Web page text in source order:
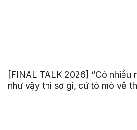
[FINAL TALK 2026] “Có nhiều
như vậy thì sợ gì, cứ tò mò về